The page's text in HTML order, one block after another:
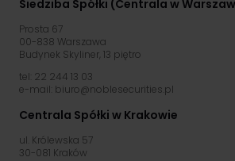
Siedziba Spółki (Centrala w
Prosta 67
00-838 Warszawa
Budynek Skyliner, 13 piętro
tel: 22 244 13 03
e-mail: biuro@noblesecurities.pl
Centrala Spółki w Krakowie
ul. Królewska 57
30-081 Kraków